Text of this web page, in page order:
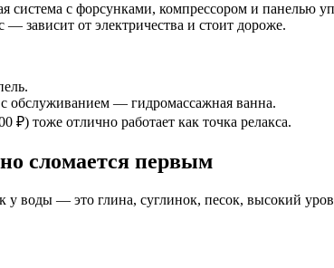
система с форсунками, компрессором и панелью
зависит от электричества и стоит дороже.
обслуживанием — гидромассажная ванна.
тоже отлично работает как точка релакса.
сломается первым
у воды — это глина, суглинок, песок, высокий